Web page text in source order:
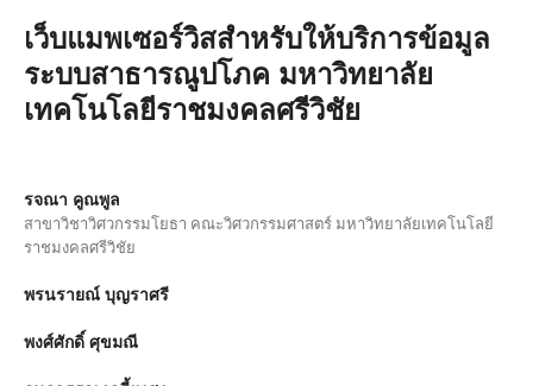
เว็บแมพเซอร์วิสสำหรับให้บริการข้อมูล
ระบบสาธารณูปโภค มหาวิทยาลัย
เทคโนโลยีราชมงคลศรีวิชัย
รจณา คูณพูล
สาขาวิชาวิศวกรรมโยธา คณะวิศวกรรมศาสตร์ มหาวิทยาลัยเทคโนโลยี
ราชมงคลศรีวิชัย
พรนรายณ์ บุญราศรี
พงศ์ศักดิ์ ศุขมณี